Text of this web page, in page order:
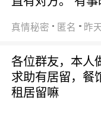
真情秘密 匿名 昨
各位群友，本人
求助有居留，餐
租居留嘛